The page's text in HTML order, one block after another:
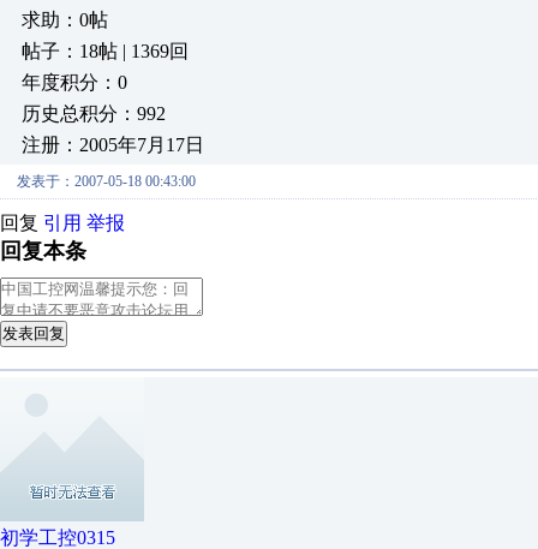
求助：0帖
帖子：18帖 | 1369回
年度积分：0
历史总积分：992
注册：2005年7月17日
发表于：2007-05-18 00:43:00
回复 引用 举报
回复本条
发表回复
初学工控0315